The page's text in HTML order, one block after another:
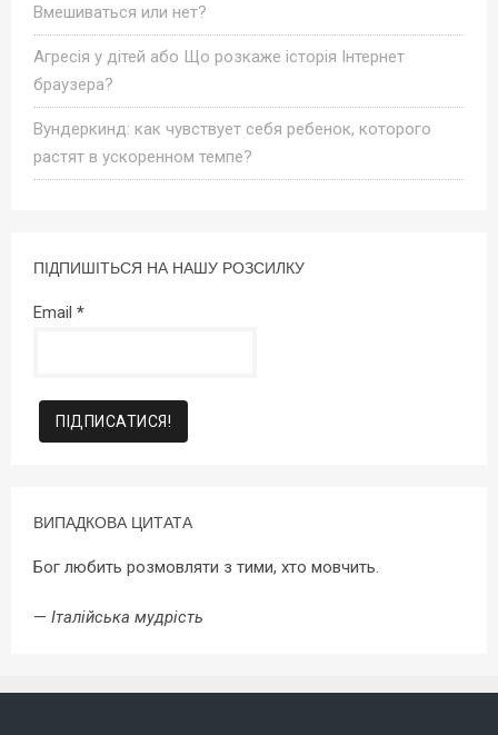
Вмешиваться или нет?
Агресія у дітей або Що розкаже історія Інтернет
браузера?
Вундеркинд: как чувствует себя ребенок, которого
растят в ускоренном темпе?
ПІДПИШІТЬСЯ НА НАШУ РОЗСИЛКУ
Email *
ВИПАДКОВА ЦИТАТА
Бог любить розмовляти з тими, хто мовчить.
— Італійська мудрість